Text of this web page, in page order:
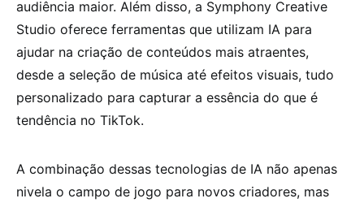
audiência maior. Além disso, a Symphony Creative
Studio oferece ferramentas que utilizam IA para
ajudar na criação de conteúdos mais atraentes,
desde a seleção de música até efeitos visuais, tudo
personalizado para capturar a essência do que é
tendência no TikTok.
A combinação dessas tecnologias de IA não apenas
nivela o campo de jogo para novos criadores, mas